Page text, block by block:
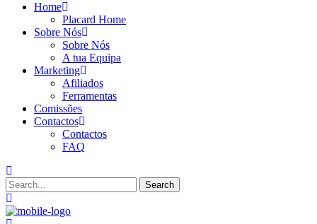
Home
Placard Home
Sobre Nós
Sobre Nós
A tua Equipa
Marketing
Afiliados
Ferramentas
Comissões
Contactos
Contactos
FAQ